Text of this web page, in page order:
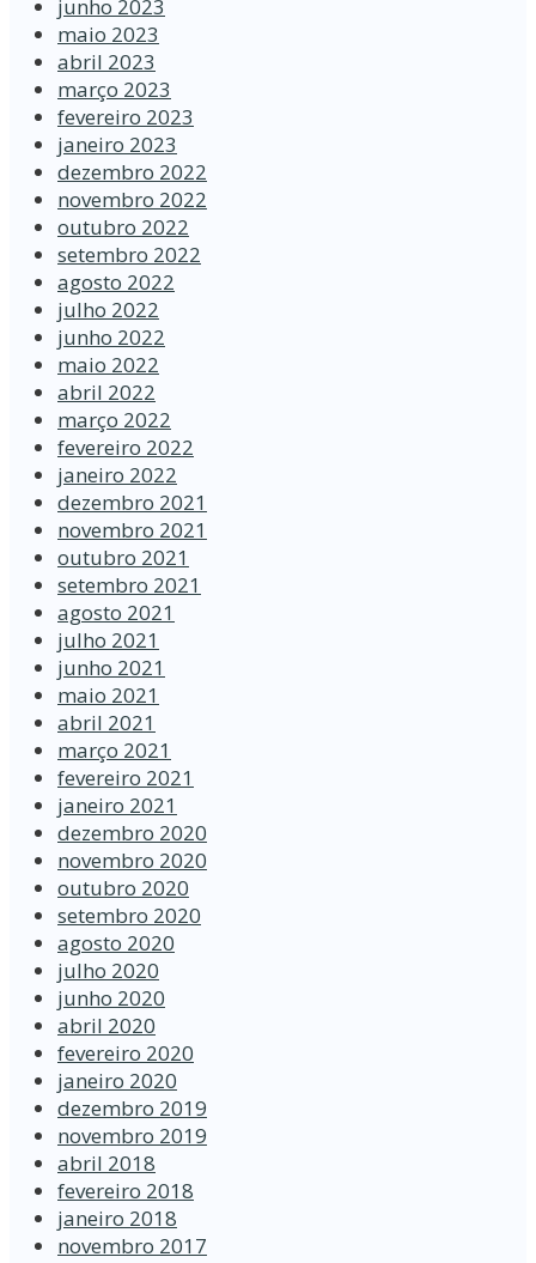
junho 2023
maio 2023
abril 2023
março 2023
fevereiro 2023
janeiro 2023
dezembro 2022
novembro 2022
outubro 2022
setembro 2022
agosto 2022
julho 2022
junho 2022
maio 2022
abril 2022
março 2022
fevereiro 2022
janeiro 2022
dezembro 2021
novembro 2021
outubro 2021
setembro 2021
agosto 2021
julho 2021
junho 2021
maio 2021
abril 2021
março 2021
fevereiro 2021
janeiro 2021
dezembro 2020
novembro 2020
outubro 2020
setembro 2020
agosto 2020
julho 2020
junho 2020
abril 2020
fevereiro 2020
janeiro 2020
dezembro 2019
novembro 2019
abril 2018
fevereiro 2018
janeiro 2018
novembro 2017